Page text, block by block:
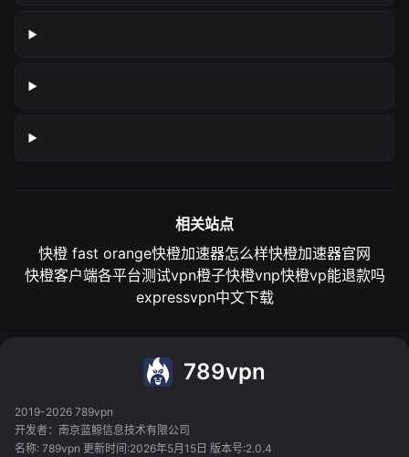
相关站点
快橙 fast orange快橙加速器怎么样快橙加速器官网
快橙客户端各平台测试vpn橙子快橙vnp快橙vp能退款吗
expressvpn中文下载
789vpn
2019-2026 789vpn
开发者：南京蓝鲸信息技术有限公司
名称: 789vpn 更新时间:2026年5月15日 版本号:2.0.4